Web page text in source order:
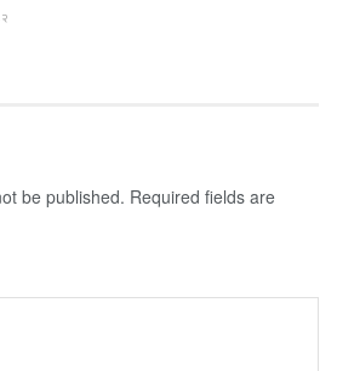
be published. Required fields are